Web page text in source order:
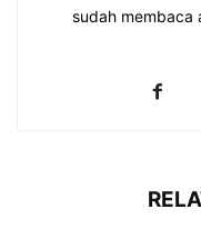
sudah membaca